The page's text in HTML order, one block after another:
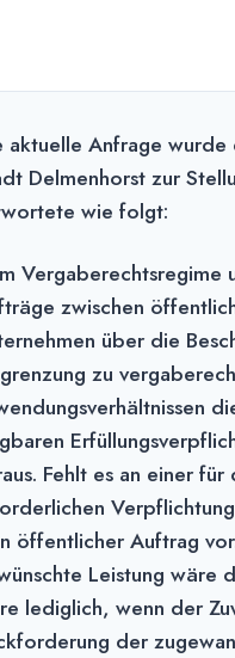
aktuelle Anfrage
Delmenhorst zur
wie folgt:
zwischen
über die
zu
Fehlt es an einer
öffentlicher Auftrag
Leistung wäre
lediglich, wenn der
der